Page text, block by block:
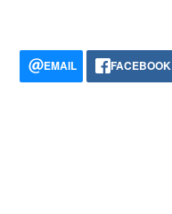
EMAIL FACEBOOK